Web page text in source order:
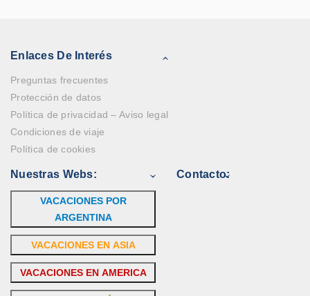
Enlaces De Interés
Preguntas frecuentes
Protección de datos
Política de privacidad – Aviso legal
Condiciones de viaje
Política de cookies
Nuestras Webs:
VACACIONES POR
ARGENTINA
VACACIONES EN ASIA
VACACIONES EN AMERICA
Contacto: